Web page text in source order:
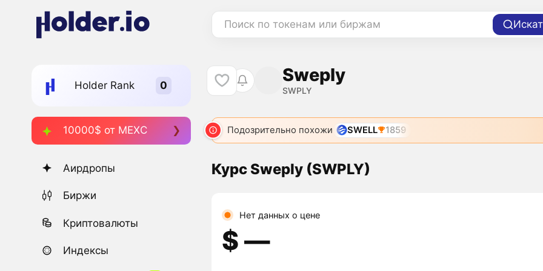
Поиск по токенам или биржам
Holder Rank
10000$ от MEXC
Аирдропы
Биржи
Криптовалюты
Индексы
Sweply
SWPLY
Подозрительно похожи SWELL 1859
Курс Sweply (SWPLY)
Нет данных о цене
$ ―